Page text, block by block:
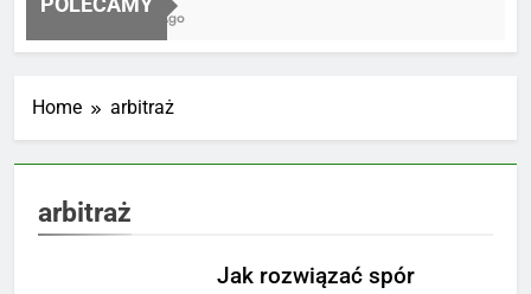
3 Dni Ago
Home arbitraż
arbitraż
Jak rozwiązać spór